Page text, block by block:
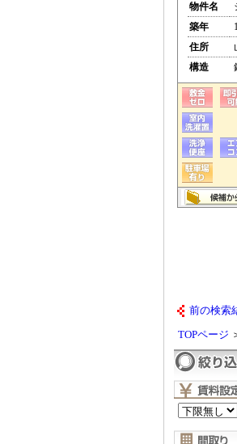
物件名
築年
住所
構造
前の検索
TOPページ